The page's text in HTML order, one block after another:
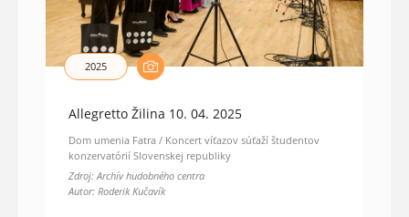
2025
Allegretto Žilina 10. 04. 2025
Dom umenia Fatra / Koncert víťazov súťaží študentov
konzervatórií Slovenskej republiky
Zdroj: Archív hudobného centra
Autor: Roderik Kučavík